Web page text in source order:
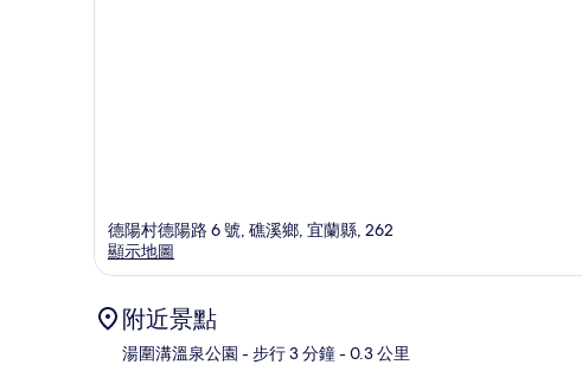
德陽村德陽路 6 號, 礁溪鄉, 宜蘭縣, 262
顯示地圖
附近景點
湯圍溝溫泉公園 - 步行 3 分鐘- 0.3 公里